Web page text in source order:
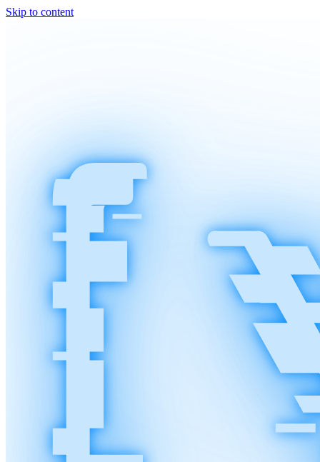
Skip to content